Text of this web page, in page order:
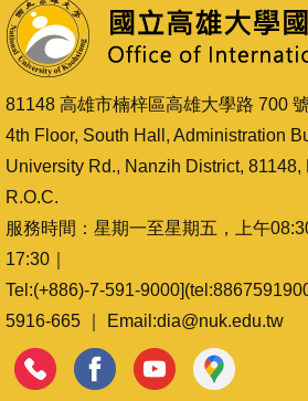
81148 高雄市楠梓區高雄大學路 700
4th Floor, South Hall, Administration
University Rd., Nanzih District, 81148,
R.O.C.
服務時間：星期一至星期五，上午
17:30｜
Tel:(+886)-7-591-
5916-665 ｜ Email:dia@nuk.edu.tw